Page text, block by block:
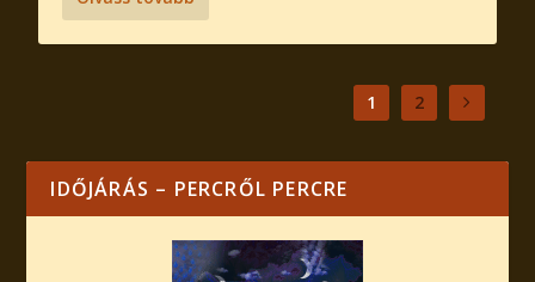
1 2
IDŐJÁRÁS – PERCRŐL PERCRE